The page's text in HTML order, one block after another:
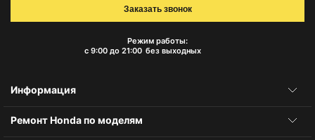
Режим работы:
с 9:00 до 21:00 без выходных
Заказать звонок
Информация
Ремонт Honda по моделям